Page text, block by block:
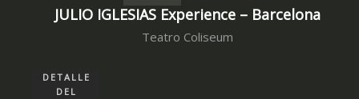
JULIO IGLESIAS Experience – Barcelona
Teatro Coliseum
DETALLE
DEL